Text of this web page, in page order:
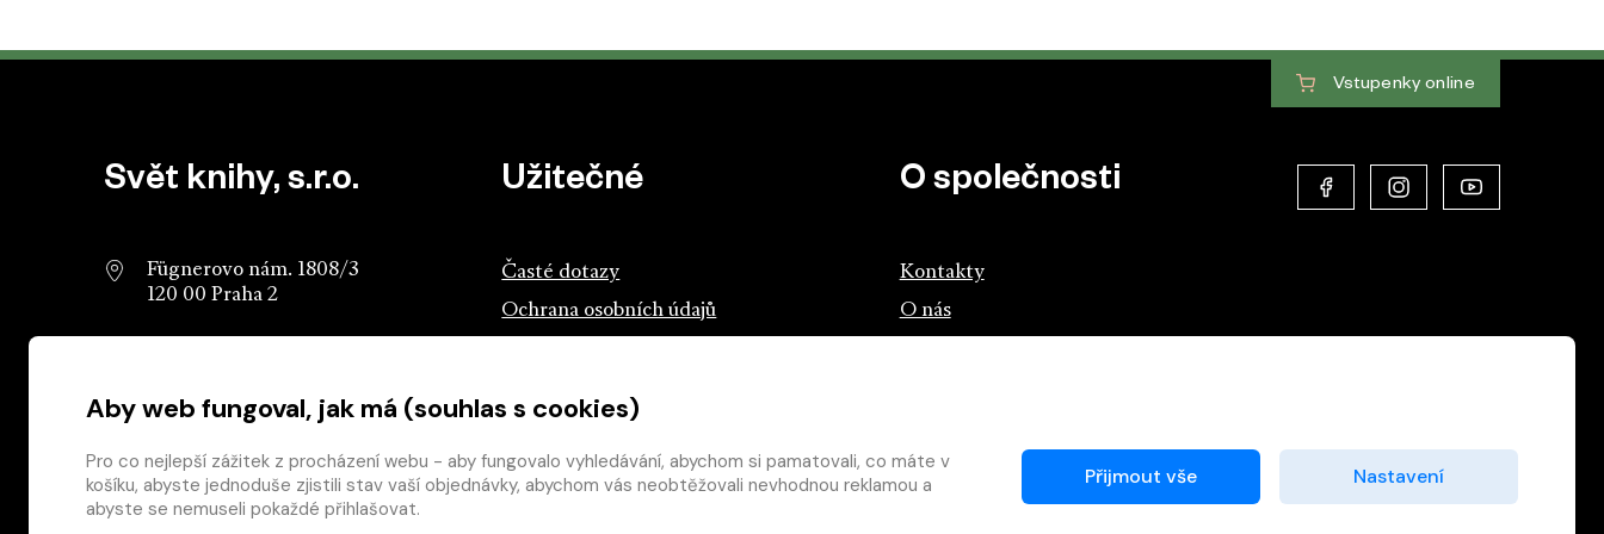
Patička webu
Vstupenky online
Svět knihy, s.r.o.
Fügnerovo nám. 1808/3
120 00 Praha 2
224 498 236
602 590 888
Užitečné
Časté dotazy
Ochrana osobních údajů
Rostík.cz
Rosteme s knihou
O společnosti
Kontakty
O nás
Aby web fungoval, jak má (souhlas s cookies)
Pro co nejlepší zážitek z procházení webu - aby fungovalo vyhledávání, abychom si pamatovali, co máte v
košíku, abyste jednoduše zjistili stav vaší objednávky, abychom vás neobtěžovali nevhodnou reklamou a
abyste se nemuseli pokaždé přihlašovat.
Přijmout vše Nastavení